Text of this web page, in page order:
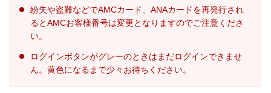
紛失や盗難などでAMCカード、ANAカードを再発行され
るとAMCお客様番号は変更となりますのでご注意くださ
い。
ログインボタンがグレーのときはまだログインできませ
ん。黄色になるまで少々お待ちください。